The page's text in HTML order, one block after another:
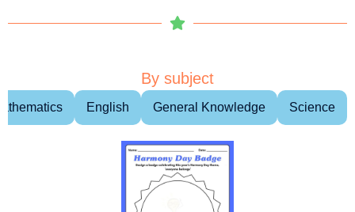
By subject
English General Knowledge Science